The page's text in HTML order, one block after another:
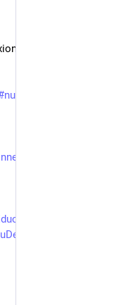
et
numération